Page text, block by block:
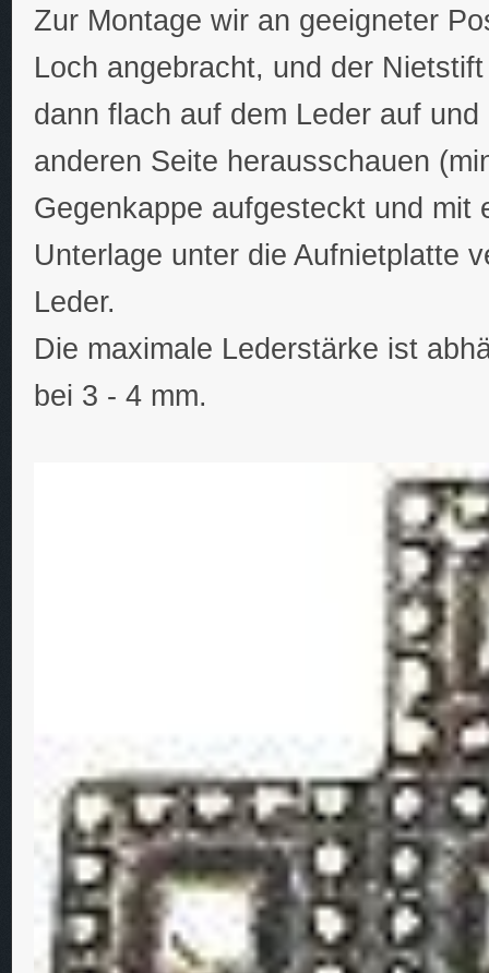
Zur Montage wir an geeigneter
Loch angebracht, und der
dann flach auf dem Leder auf
anderen Seite herausschauen
Gegenkappe aufgesteckt und mit
Unterlage unter die Aufnietplatte
Leder.
Die maximale Lederstärke ist
bei 3 - 4 mm.